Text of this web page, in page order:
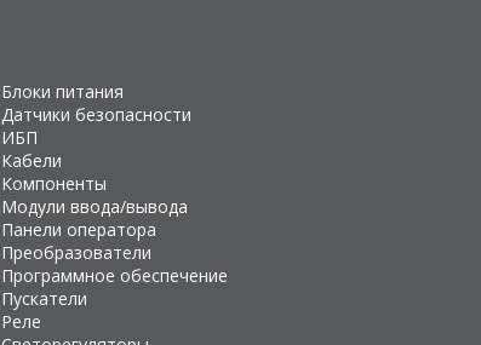
Блоки питания
Датчики безопасности
ИБП
Кабели
Компоненты
Модули ввода/вывода
Панели оператора
Преобразователи
Программное обеспечение
Пускатели
Реле